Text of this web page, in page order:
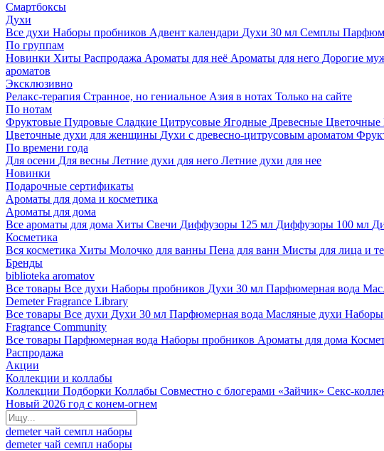
Смартбоксы
Духи
Все духи Наборы пробников Адвент календари Духи 30 мл Семплы
По группам
Новинки Хиты Распродажа Ароматы для неё Ароматы для него Дорогие
ароматов
Эксклюзивно
Релакс-терапия Странное, но гениальное Азия в нотах Только на сайте
По нотам
Фруктовые Пудровые Сладкие Цитрусовые Ягодные Древесные Цветочные
Цветочные духи для женщины Духи с древесно-цитрусовым ароматом
По времени года
Для осени Для весны Летние духи для него Летние духи для нее
Новинки
Подарочные сертификаты
Ароматы для дома и косметика
Ароматы для дома
Все ароматы для дома Хиты Свечи Диффузоры 125 мл Диффузоры 100 мл
Косметика
Вся косметика Хиты Молочко для ванны Пена для ванн Мисты для лица и
Бренды
biblioteka aromatov
Все товары Все духи Наборы пробников Духи 30 мл Парфюмерная вода
Demeter Fragrance Library
Все товары Все духи Духи 30 мл Парфюмерная вода Масляные духи Наборы
Fragrance Community
Все товары Парфюмерная вода Наборы пробников Ароматы для дома
Распродажа
Акции
Коллекции и коллабы
Коллекции Подборки Коллабы Совместно с блогерами «Зайчик» Секс-
Новый 2026 год с конем-огнем
demeterчай семпл наборы
demeterчай семпл наборы